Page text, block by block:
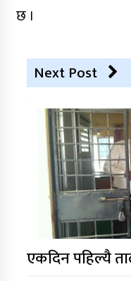
छ ।
Next Post
एकदिन पहिल्यै